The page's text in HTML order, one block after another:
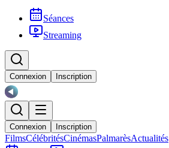
Séances
Streaming
Connexion Inscription
Connexion Inscription
FilmsCélébritésCinémasPalmarèsActualités